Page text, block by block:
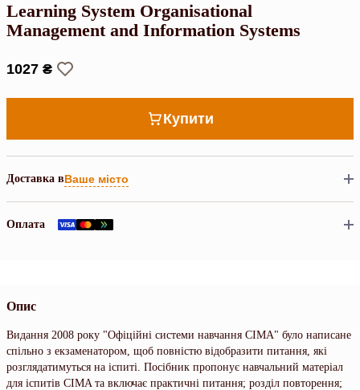
Learning System Organisational
Management and Information Systems
1027 ₴
Купити
Доставка вВаше місто
Оплата
Опис
Видання 2008 року "Офіційні системи навчання CIMA" було написане
спільно з екзаменатором, щоб повністю відобразити питання, які
розглядатимуться на іспиті. Посібник пропонує навчальний матеріал
для іспитів CIMA та включає практичні питання; розділ повторення;